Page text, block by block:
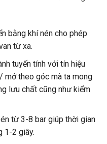
bằng khí nén cho phép
từ xa.
tuyến tính với tín hiệu
mở theo góc mà ta mong
lưu chất cũng như kiểm
từ 3-8 bar giúp thời gian
1-2 giây.